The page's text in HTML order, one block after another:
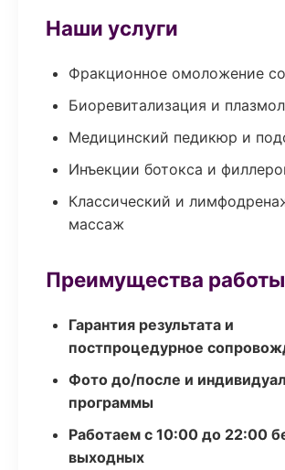
Наши услуги
Фракционное омоложение
Биоревитализация и
Медицинский педикюр и
Инъекции ботокса и
Классический и
массаж
Преимущества
Гарантия результата и
постпроцедурное
Фото до/после и
программы
Работаем с 10:00 до 22:00
выходных